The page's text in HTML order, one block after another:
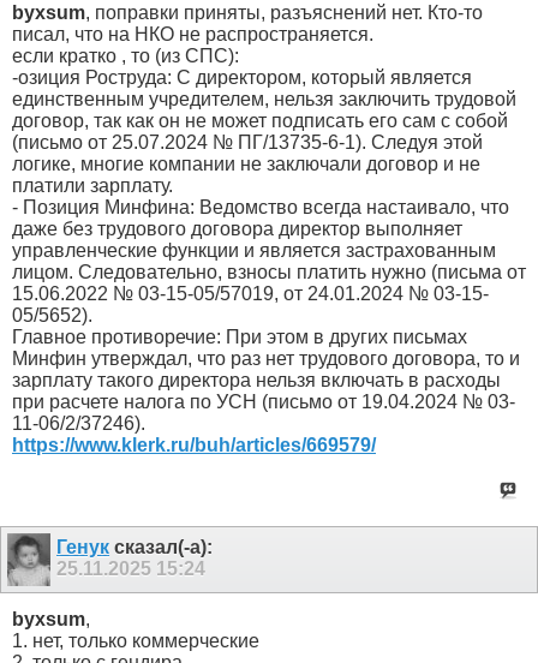
byxsum, поправки приняты, разъяснений нет. Кто-то
писал, что на НКО не распространяется.
если кратко , то (из СПС):
-озиция Роструда: С директором, который является
единственным учредителем, нельзя заключить трудовой
договор, так как он не может подписать его сам с собой
(письмо от 25.07.2024 № ПГ/13735-6-1). Следуя этой
логике, многие компании не заключали договор и не
платили зарплату.
- Позиция Минфина: Ведомство всегда настаивало, что
даже без трудового договора директор выполняет
управленческие функции и является застрахованным
лицом. Следовательно, взносы платить нужно (письма от
15.06.2022 № 03-15-05/57019, от 24.01.2024 № 03-15-
05/5652).
Главное противоречие: При этом в других письмах
Минфин утверждал, что раз нет трудового договора, то и
зарплату такого директора нельзя включать в расходы
при расчете налога по УСН (письмо от 19.04.2024 № 03-
11-06/2/37246).
https://www.klerk.ru/buh/articles/669579/
Генук сказал(-а):
25.11.2025 15:24
byxsum,
1. нет, только коммерческие